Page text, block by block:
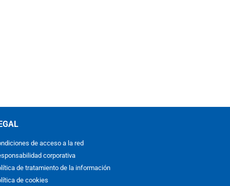
de acceso a la red
corporativa
de tratamiento de la información
de cookies